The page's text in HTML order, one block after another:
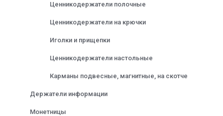
Ценникодержатели полочные
Ценникодержатели на крючки
Иголки и прищепки
Ценникодержатели настольные
Карманы подвесные, магнитные, на скотче
Держатели информации
Монетницы